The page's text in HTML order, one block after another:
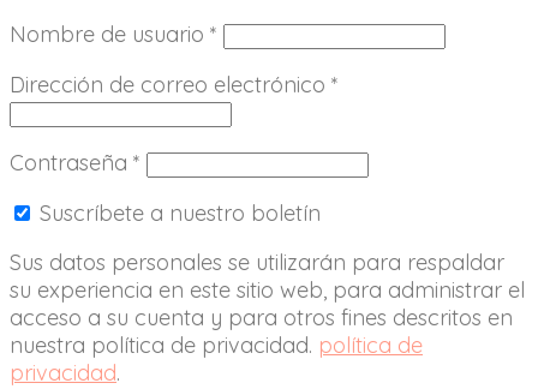
Nombre de usuario *
Dirección de correo electrónico *
Contraseña *
Suscríbete a nuestro boletín
Sus datos personales se utilizarán para respaldar
su experiencia en este sitio web, para administrar el
acceso a su cuenta y para otros fines descritos en
nuestra política de privacidad. política de
privacidad.